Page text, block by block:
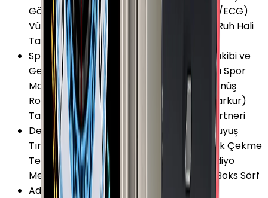
Gösterimi Elektriksel Kalp Monitörü (EKG/ECG)
Vücut Ateş Ölçer Düzensiz Ritim Bildirimi Ruh Hali
Takibi
Spor ve Aktivite:Mesafe Ölçer Aktivite Takibi ve
Geçmişi Hava Durumu Kronometre Çoklu Spor
Modu Deniz Suyu Sıcaklığı Bilgileri Geri Dönüş
Rotası Hedef Belirleme Hız Ölçer Rota (Parkur)
Takibi Rüzgar Bilgileri Sanal Antreman Partneri
Desteklenen Aktiviteler
Koşu Bisiklet Yürüyüş
Tırmanış Eliptik Bisiklet Fitness Yoga Kürek Çekme
Tenis Yüzme (Havuz) Yüzme (Deniz) Kardiyo
Merdiven Tırmanma Dayanıklılık Pilates Boks Sörf
Adımsayar :Var